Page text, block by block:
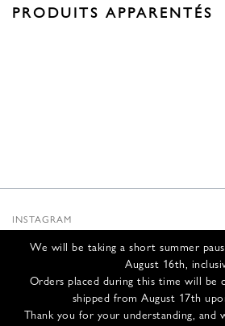
We will be taking a short summer
August 16th,
Orders placed during this time will be
shipped from August 17th
Thank you for your understanding, and
PRODUITS APPARENTÉS
INSTAGRAM
INFOS
NOUS CONTACTER
EXPÉDITION ET RETOURS